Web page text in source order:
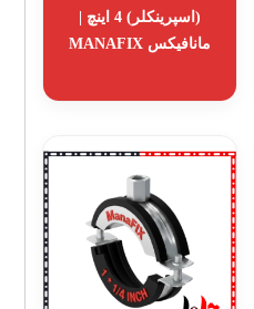
(اسپرینکلر) 4 اینچ |
مانافیکس MANAFIX